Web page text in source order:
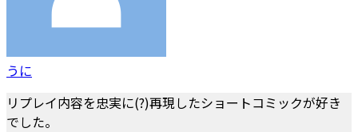
うに
リプレイ内容を忠実に(?)再現したショートコミックが好き
でした。